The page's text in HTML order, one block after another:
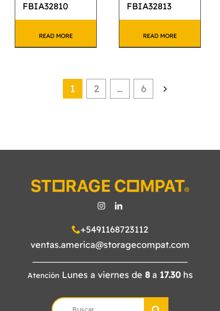
FBIA32810
READ MORE
FBIA32813
READ MORE
1 2 … 6
+5491168723112
ventas.america@storagecompat.com
Atención Lunes a viernes de 8a 17.30hs
Search